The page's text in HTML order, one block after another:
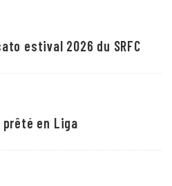
estival 2026 du SRFC
en Liga